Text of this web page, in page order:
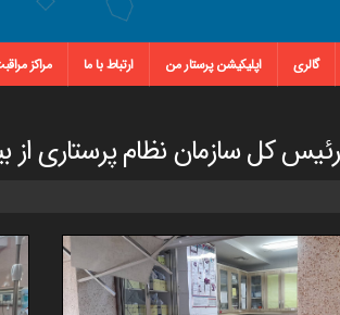
گالری اپلیکیشن پرستار من ارتباط با ما مراکز
کل سازمان نظام پرستاری از